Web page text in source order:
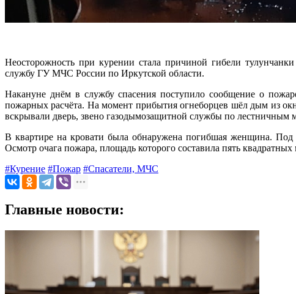
Неосторожность при курении стала причиной гибели
службу ГУ МЧС России по Иркутской области.
Накануне днём в службу спасения поступило сообщение о
пожарных расчёта. На момент прибытия огнеборцев шёл дым из
вскрывали дверь, звено газодымозащитной службы по лестничным
В квартире на кровати была обнаружена погибшая женщина. Под
Осмотр очага пожара, площадь которого составила пять
#Курение #Пожар #Спасатели, МЧС
Главные новости: